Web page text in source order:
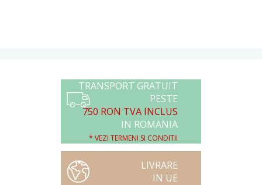
TRANSPORT GRATUIT
PESTE
750 RON TVA INCLUS
IN ROMANIA
* VEZI TERMENI SI CONDITII
LIVRARE
IN UE